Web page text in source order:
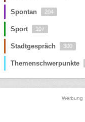
Spontan 204
Sport 107
Stadtgespräch 300
Themenschwerpunkte
Werbung